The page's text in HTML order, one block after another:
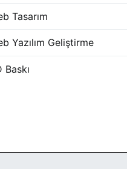
Tasarım
Yazılım Geliştirme
Baskı